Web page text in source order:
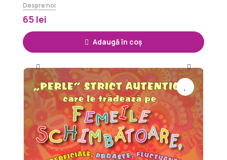
Despre noi
65 lei
Adaugă în coș